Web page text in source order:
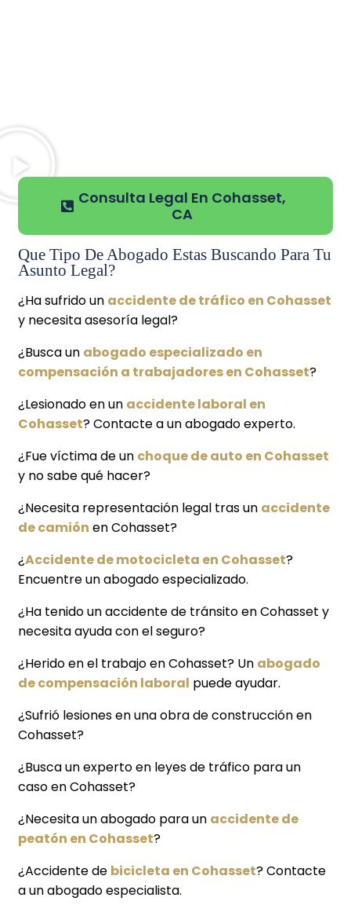
Consulta Legal En Cohasset,
CA
Que Tipo De Abogado Estas Buscando Para Tu
Asunto Legal?
¿Ha sufrido un accidente de tráfico en Cohasset
y necesita asesoría legal?
¿Busca un abogado especializado en
compensación a trabajadores en Cohasset?
¿Lesionado en un accidente laboral en
Cohasset? Contacte a un abogado experto.
¿Fue víctima de un choque de auto en Cohasset
y no sabe qué hacer?
¿Necesita representación legal tras un accidente
de camión en Cohasset?
¿Accidente de motocicleta en Cohasset?
Encuentre un abogado especializado.
¿Ha tenido un accidente de tránsito en Cohasset y
necesita ayuda con el seguro?
¿Herido en el trabajo en Cohasset? Un abogado
de compensación laboral puede ayudar.
¿Sufrió lesiones en una obra de construcción en
Cohasset?
¿Busca un experto en leyes de tráfico para un
caso en Cohasset?
¿Necesita un abogado para un accidente de
peatón en Cohasset?
¿Accidente de bicicleta en Cohasset? Contacte
a un abogado especialista.